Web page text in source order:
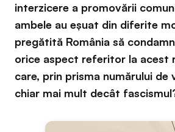
interzicere a promovării
ambele au eșuat din diferite
pregătită România să
orice aspect referitor la acest
care, prin prisma numărului de
chiar mai mult decât